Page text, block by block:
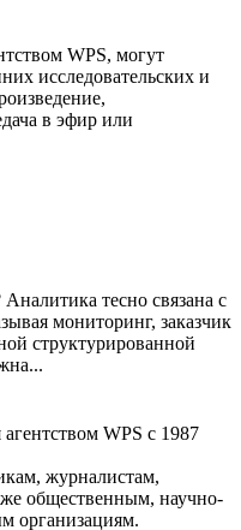
WPS, могут
исследовательских и
в эфир или
тесно связана с
мониторинг, заказчик
структурированной
WPS с 1987
журналистам,
общественным, научно-
организациям.